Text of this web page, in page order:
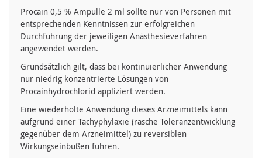
Procain 0,5 % Ampulle 2 ml sollte nur von Personen mit
entsprechenden Kenntnissen zur erfolgreichen
Durchführung der jeweiligen Anästhesieverfahren
angewendet werden.
Grundsätzlich gilt, dass bei kontinuierlicher Anwendung
nur niedrig konzentrierte Lösungen von
Procainhydrochlorid appliziert werden.
Eine wiederholte Anwendung dieses Arzneimittels kann
aufgrund einer Tachyphylaxie (rasche Toleranzentwicklung
gegenüber dem Arzneimittel) zu reversiblen
Wirkungseinbußen führen.